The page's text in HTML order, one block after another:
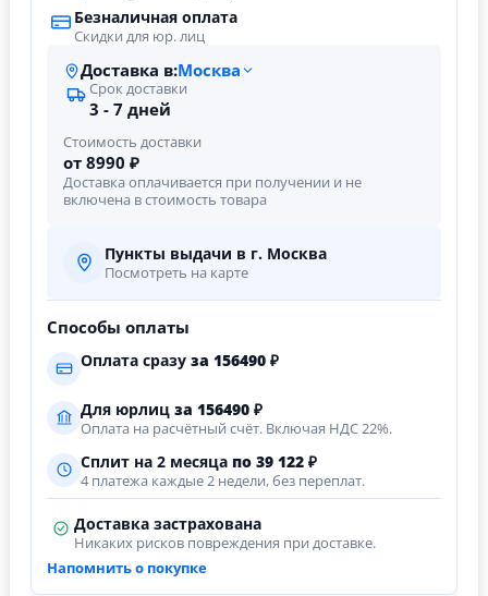
Безналичная оплата
Скидки для юр. лиц
Доставка в:Москва
Срок доставки
3 - 7 дней
Стоимость доставки
от 8990 ₽
Доставка оплачивается при получении и не
включена в стоимость товара
Пункты выдачи в г. Москва
Посмотреть на карте
Способы оплаты
Оплата сразу за 156490 ₽
Для юрлиц за 156490 ₽
Оплата на расчётный счёт. Включая НДС 22%.
Сплит на 2 месяца по 39 122 ₽
4 платежа каждые 2 недели, без переплат.
Доставка застрахована
Никаких рисков повреждения при доставке.
Напомнить о покупке